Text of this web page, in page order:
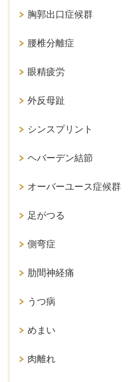
胸郭出口症候群
腰椎分離症
眼精疲労
外反母趾
シンスプリント
ヘバーデン結節
オーバーユース症候群
足がつる
側弯症
肋間神経痛
うつ病
めまい
肉離れ